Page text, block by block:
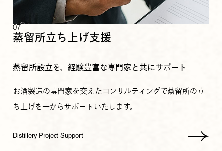
07
蒸留所立ち上げ支援
蒸留所設立を、経験豊富な専門家と共にサポート
お酒製造の専門家を交えたコンサルティングで蒸留所の立
ち上げを一からサポートいたします。
Distillery Project Support